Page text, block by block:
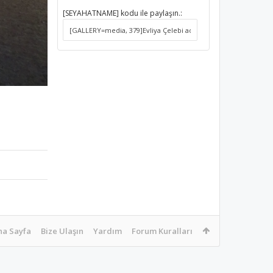
[SEYAHATNAME] kodu ile paylaşın.:
Sayfa Bize Ulaşın Yardım Forum Kuralları